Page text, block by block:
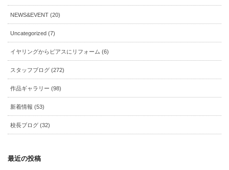
NEWS&EVENT (20)
Uncategorized (7)
イヤリングからピアスにリフォーム (6)
スタッフブログ (272)
作品ギャラリー (98)
新着情報 (53)
校長ブログ (32)
最近の投稿